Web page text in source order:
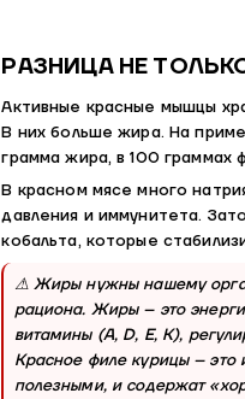
РАЗНИЦА НЕ
Активные красные мышцы
В них больше жира. На
грамма жира, в 100 граммах
В красном мясе много
давления и иммунитета.
кобальта, которые
⚠ Жиры нужны нашему
рациона. Жиры – это
витамины (A, D, E, K),
Красное филе курицы – это
полезными, и содержат